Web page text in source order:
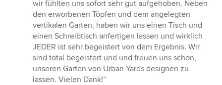
wir fühlten uns sofort sehr gut aufgehoben. Neben
den erworbenen Töpfen und dem angelegten
vertikalen Garten, haben wir uns einen Tisch und
einen Schreibtisch anfertigen lassen und wirklich
JEDER ist sehr begeistert von dem Ergebnis. Wir
sind total begeistert und und freuen uns schon,
unseren Garten von Urban Yards designen zu
lassen. Vielen Dank!”